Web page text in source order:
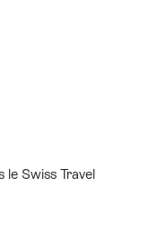
le Swiss Travel